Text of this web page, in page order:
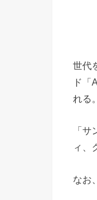
世代
ド「
れる。
「
ィ、
なお